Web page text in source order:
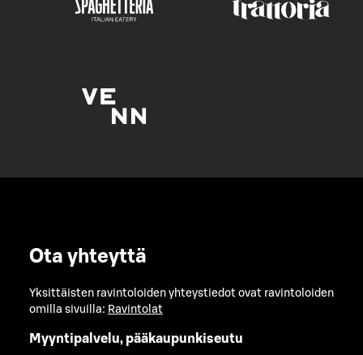
Ota yhteyttä
Yksittäisten ravintoloiden yhteystiedot ovat ravintoloiden
omilla sivuilla: Ravintolat
Myyntipalvelu, pääkaupunkiseutu